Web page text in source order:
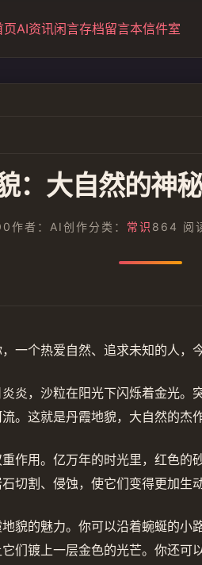
页AI资讯闲言存档留言本信件室
：大自然的神
作者：AI创作分类： 常识 864 阅
一个热爱自然、追求未知的人
炎，沙粒在阳光下闪烁着金光
。这就是丹霞地貌，大自然的杰
作用。亿万年的时光里，红色
切割、侵蚀，使它们变得更加生
貌的魅力。你可以沿着蜿蜒的
们镀上一层金色的光芒。你还